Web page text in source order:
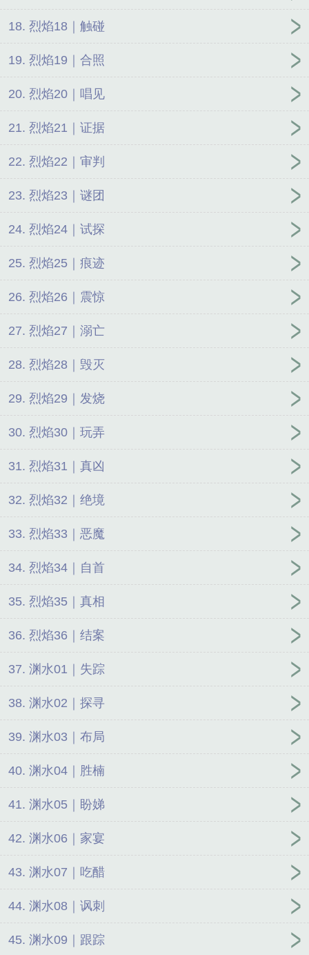
18. 烈焰18｜触碰
19. 烈焰19｜合照
20. 烈焰20｜唱见
21. 烈焰21｜证据
22. 烈焰22｜审判
23. 烈焰23｜谜团
24. 烈焰24｜试探
25. 烈焰25｜痕迹
26. 烈焰26｜震惊
27. 烈焰27｜溺亡
28. 烈焰28｜毁灭
29. 烈焰29｜发烧
30. 烈焰30｜玩弄
31. 烈焰31｜真凶
32. 烈焰32｜绝境
33. 烈焰33｜恶魔
34. 烈焰34｜自首
35. 烈焰35｜真相
36. 烈焰36｜结案
37. 渊水01｜失踪
38. 渊水02｜探寻
39. 渊水03｜布局
40. 渊水04｜胜楠
41. 渊水05｜盼娣
42. 渊水06｜家宴
43. 渊水07｜吃醋
44. 渊水08｜讽刺
45. 渊水09｜跟踪